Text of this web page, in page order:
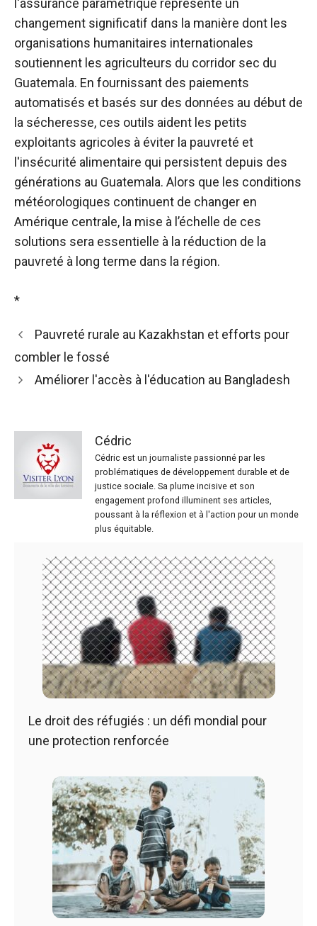
l'assurance paramétrique représente un
changement significatif dans la manière dont les
organisations humanitaires internationales
soutiennent les agriculteurs du corridor sec du
Guatemala. En fournissant des paiements
automatisés et basés sur des données au début de
la sécheresse, ces outils aident les petits
exploitants agricoles à éviter la pauvreté et
l'insécurité alimentaire qui persistent depuis des
générations au Guatemala. Alors que les conditions
météorologiques continuent de changer en
Amérique centrale, la mise à l’échelle de ces
solutions sera essentielle à la réduction de la
pauvreté à long terme dans la région.
*
Pauvreté rurale au Kazakhstan et efforts pour
combler le fossé
Améliorer l'accès à l'éducation au Bangladesh
Cédric
Cédric est un journaliste passionné par les
problématiques de développement durable et de
justice sociale. Sa plume incisive et son
engagement profond illuminent ses articles,
poussant à la réflexion et à l'action pour un monde
plus équitable.
Le droit des réfugiés : un défi mondial pour
une protection renforcée